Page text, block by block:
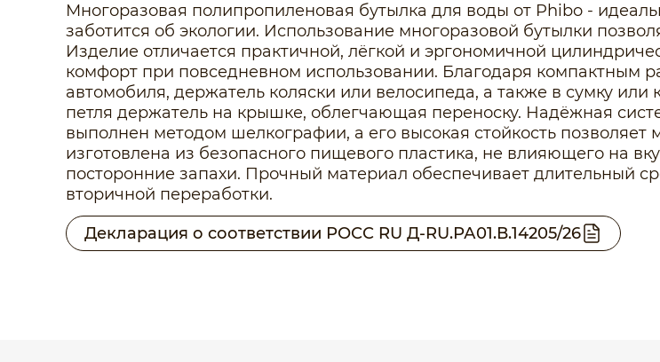
Многоразовая полипропиленовая бутылка для воды от Phibo -
заботится об экологии. Использование многоразовой бутылки
Изделие отличается практичной, лёгкой и эргономичной
комфорт при повседневном использовании. Благодаря компактным
автомобиля, держатель коляски или велосипеда, а также в сумку
петля держатель на крышке, облегчающая переноску. Надёжная
выполнен методом шелкографии, а его высокая стойкость
изготовлена из безопасного пищевого пластика, не влияющего на
посторонние запахи. Прочный материал обеспечивает длительный
вторичной переработки.
Декларация о соответствии РОСС RU Д-RU.РА01.В.14205/26